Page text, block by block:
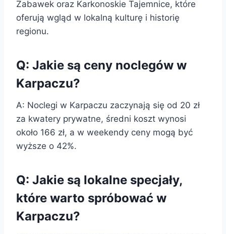
Zabawek oraz Karkonoskie Tajemnice, które
oferują wgląd w lokalną kulturę i historię
regionu.
Q: Jakie są ceny noclegów w
Karpaczu?
A: Noclegi w Karpaczu zaczynają się od 20 zł
za kwatery prywatne, średni koszt wynosi
około 166 zł, a w weekendy ceny mogą być
wyższe o 42%.
Q: Jakie są lokalne specjały,
które warto spróbować w
Karpaczu?